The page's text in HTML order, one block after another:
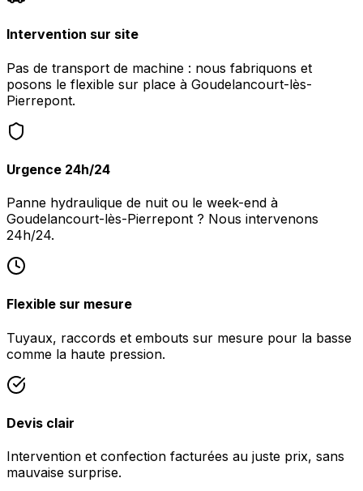
Intervention sur site
Pas de transport de machine : nous fabriquons et
posons le flexible sur place à Goudelancourt-lès-
Pierrepont.
Urgence 24h/24
Panne hydraulique de nuit ou le week-end à
Goudelancourt-lès-Pierrepont ? Nous intervenons
24h/24.
Flexible sur mesure
Tuyaux, raccords et embouts sur mesure pour la basse
comme la haute pression.
Devis clair
Intervention et confection facturées au juste prix, sans
mauvaise surprise.